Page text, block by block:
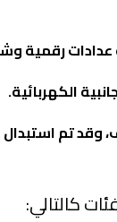
مقاس 12.3
الكهربائية.
كالتالي: